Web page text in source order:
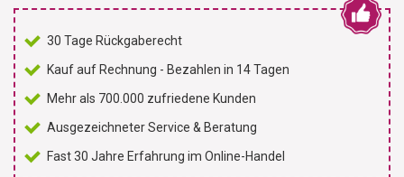
30 Tage Rückgaberecht
Kauf auf Rechnung - Bezahlen in 14 Tagen
Mehr als 700.000 zufriedene Kunden
Ausgezeichneter Service & Beratung
Fast 30 Jahre Erfahrung im Online-Handel